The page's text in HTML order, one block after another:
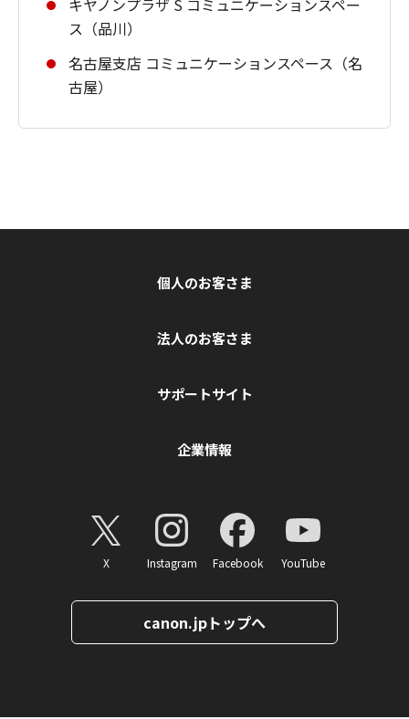
ス（品川）
名古屋支店 コミュニケーションスペース（名
古屋）
個人のお客さま
法人のお客さま
サポートサイト
企業情報
X Instagram Facebook YouTube
canon.jpトップへ